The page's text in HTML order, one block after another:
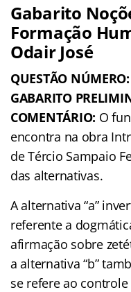
Gabarito
Formação
Odair José
QUESTÃO
GABARITO
COMENTÁRIO: O
encontra na obra
de Tércio Sampaio
das alternativas.
A alternativa “a”
referente a
afirmação sobre
a alternativa “b”
se refere ao